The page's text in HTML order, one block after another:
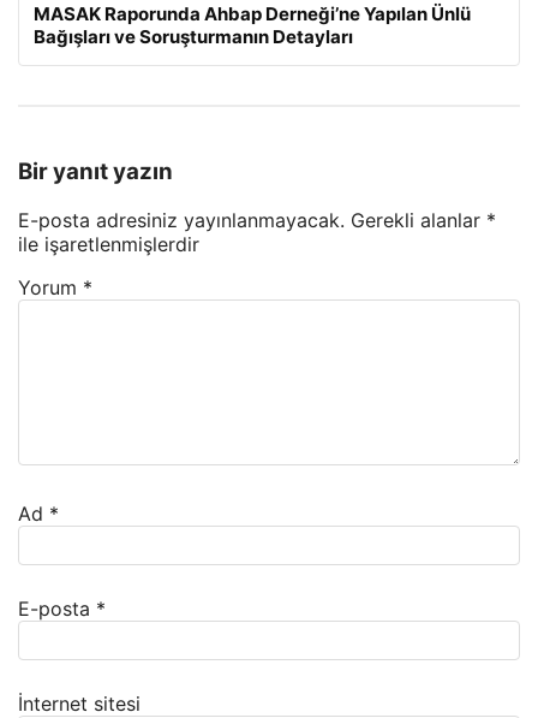
MASAK Raporunda Ahbap Derneği’ne Yapılan Ünlü
Bağışları ve Soruşturmanın Detayları
Bir yanıt yazın
E-posta adresiniz yayınlanmayacak. Gerekli alanlar *
ile işaretlenmişlerdir
Yorum *
Ad *
E-posta *
İnternet sitesi